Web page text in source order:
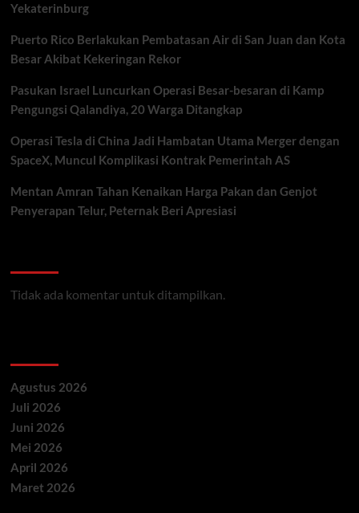
Yekaterinburg
Puerto Rico Berlakukan Pembatasan Air di San Juan dan Kota
Besar Akibat Kekeringan Rekor
Pasukan Israel Luncurkan Operasi Besar-besaran di Kamp
Pengungsi Qalandiya, 20 Warga Ditangkap
Operasi Tesla di China Jadi Hambatan Utama Merger dengan
SpaceX, Muncul Komplikasi Kontrak Pemerintah AS
Mentan Amran Tahan Kenaikan Harga Pakan dan Genjot
Penyerapan Telur, Peternak Beri Apresiasi
Tidak ada komentar untuk ditampilkan.
Agustus 2026
Juli 2026
Juni 2026
Mei 2026
April 2026
Maret 2026